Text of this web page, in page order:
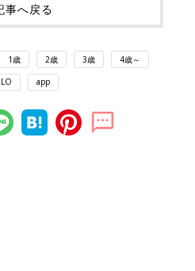
事へ戻る
1歳 2歳 3歳 4歳～
app